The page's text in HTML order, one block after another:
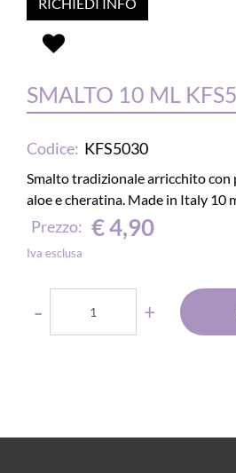
SMALTO 10 ML
Codice: KFS5030
Smalto tradizionale arricchito con
aloe e cheratina. Made in Italy 10
Prezzo: € 4,90
Iva esclusa
Quantità